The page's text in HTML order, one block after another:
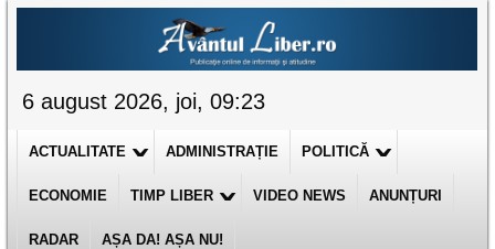
6 august 2026, joi, 09:23
ACTUALITATE ADMINISTRAȚIE POLITICĂ
ECONOMIE TIMP LIBER VIDEO NEWS ANUNȚURI
RADAR AȘA DA! AȘA NU!